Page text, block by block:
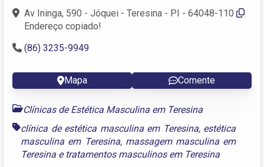
Av Ininga, 590 - Jóquei - Teresina - PI - 64048-110
Endereço copiado!
(86) 3235-9949
Mapa Comente
Clínicas de Estética Masculina em Teresina
clínica de estética masculina em Teresina, estética
masculina em Teresina, massagem masculina em
Teresina e tratamentos masculinos em Teresina